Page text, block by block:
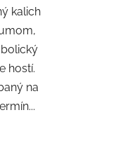
kalich
hostí.
na